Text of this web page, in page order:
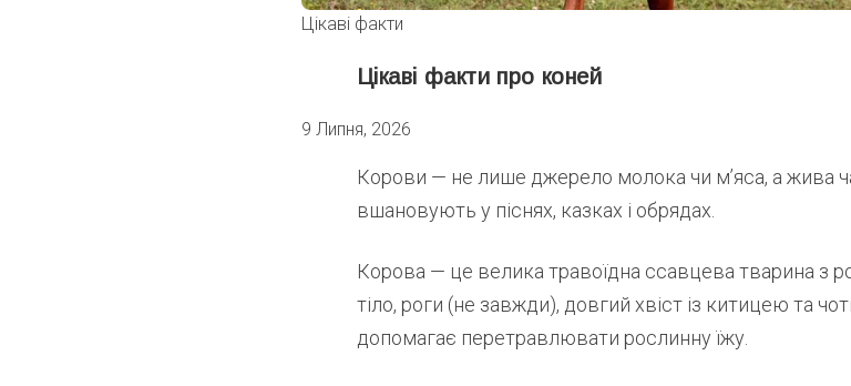
Цікаві факти
Цікаві факти про коней
9 Липня, 2026
Корови — не лише джерело молока чи м’яса, а жива
вшановують у піснях, казках і обрядах.
Корова — це велика травоїдна ссавцева тварина з
тіло, роги (не завжди), довгий хвіст із китицею та
допомагає перетравлювати рослинну їжу.